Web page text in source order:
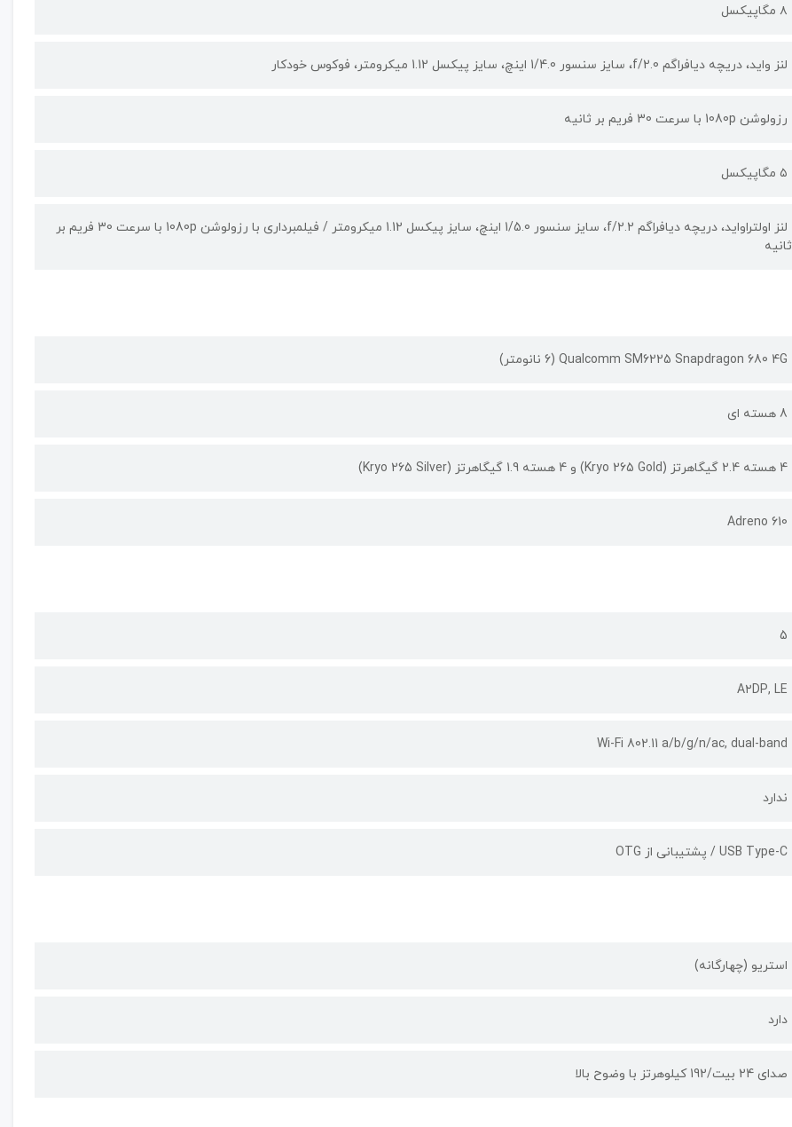
۸ مگاپیکسل
لنز واید، دریچه دیافراگم f/2.0، سایز سنسور 1/4.0 اینچ، سایز پیکسل 1.12 میکرومتر، فوکوس خودکار
رزولوشن 1080p با سرعت 30 فریم بر ثانیه
۵ مگاپیکسل
لنز اولتراواید، دریچه دیافراگم f/2.2، سایز سنسور 1/5.0 اینچ، سایز پیکسل 1.12 میکرومتر / فیلمبرداری با رزولوشن 1080p با سرعت 30 فریم بر
ثانیه
Qualcomm SM6225 Snapdragon 680 4G (6 نانومتر)
8 هسته ای
4 هسته 2.4 گیگاهرتز (Kryo 265 Gold) و 4 هسته 1.9 گیگاهرتز (Kryo 265 Silver)
Adreno 610
5
A۲DP, LE
Wi-Fi 802.11 a/b/g/n/ac, dual-band
ندارد
USB Type-C / پشتیبانی از OTG
استریو (چهارگانه)
دارد
صدای 24 بیت/192 کیلوهرتز با وضوح بالا